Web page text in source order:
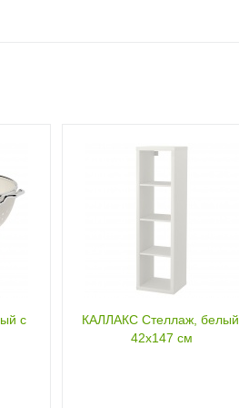
с
КАЛЛАКС Стеллаж, белый,
42x147 см